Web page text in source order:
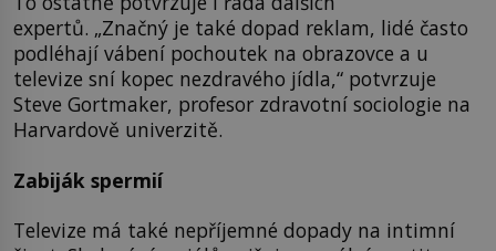
expertů. „Značný je také dopad reklam, lidé často
podléhají vábení pochoutek na obrazovce a u
televize sní kopec nezdravého jídla,“ potvrzuje
Steve Gortmaker, profesor zdravotní sociologie na
Harvardově univerzitě.
Zabiják spermií
Televize má také nepříjemné dopady na intimní